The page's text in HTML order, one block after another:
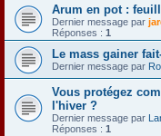
Arum en pot :
Dernier message par
Réponses : 1
Le mass gainer
Dernier message par
Vous protégez
l'hiver ?
Dernier message par
Réponses : 1